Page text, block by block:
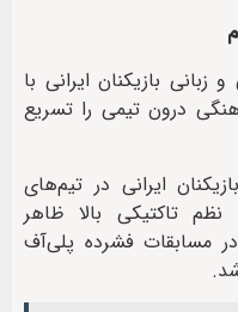
زبانی بازیکنان ایرانی با
درون تیمی را تسریع
ایرانی در تیم‌های
تاکتیکی بالا ظاهر
مسابقات فشرده پلی‌آف